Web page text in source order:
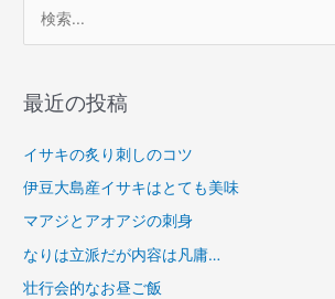
象
最近の投稿
イサキの炙り刺しのコツ
伊豆大島産イサキはとても美味
マアジとアオアジの刺身
なりは立派だが内容は凡庸…
壮行会的なお昼ご飯